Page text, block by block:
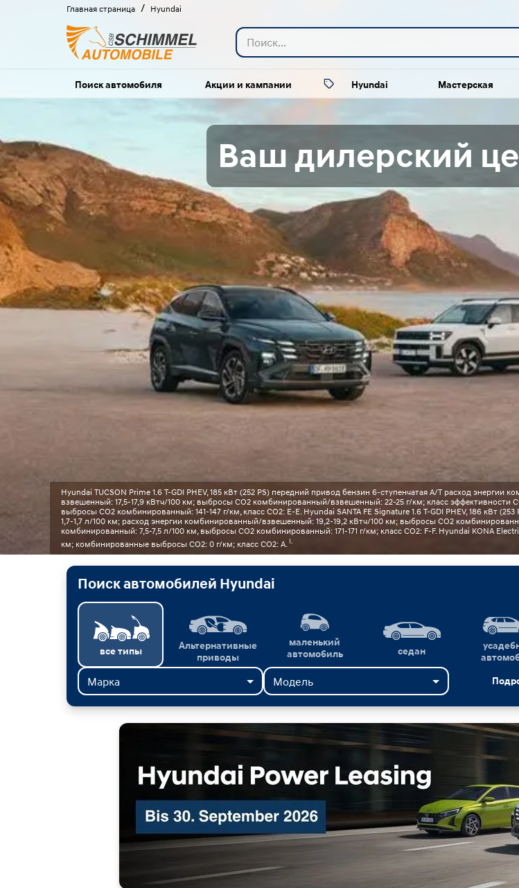
Главная страница / Hyundai
Поиск автомобиля Акции и кампании Hyundai Мастерская
Ваш дилерский
Hyundai TUCSON Prime 1.6 T-GDI PHEV, 185 кВт (252 PS) передний привод бензин 6-ступенчатая A/T расход
взвешенный: 17,5-17,9 кВтч/100 км; выбросы CO2 комбинированный/взвешенный: 22-25 г/км; класс эффективности
выбросы CO2 комбинированный: 141-147 г/км, класс CO2: E-E. Hyundai SANTA FE Signature 1.6 T-GDI PHEV, 186 кВт
1,7-1,7 л/100 км; расход энергии комбинированный/взвешенный: 19,2-19,2 кВтч/100 км; выбросы CO2
комбинированный: 7,5-7,5 л/100 км, выбросы CO2 комбинированный: 171-171 г/км; класс CO2: F-F. Hyundai KONA
км; комбинированные выбросы CO2: 0 г/км; класс CO2: A. I.
Поиск автомобилей Hyundai
все типы
Альтернативные
приводы
маленький
автомобиль
седан
Марка Модель